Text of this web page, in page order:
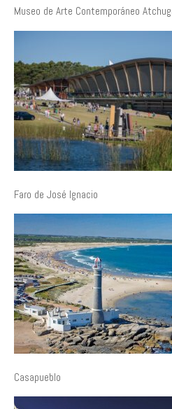
Museo de Arte Contemporáneo
Faro de José Ignacio
Casapueblo